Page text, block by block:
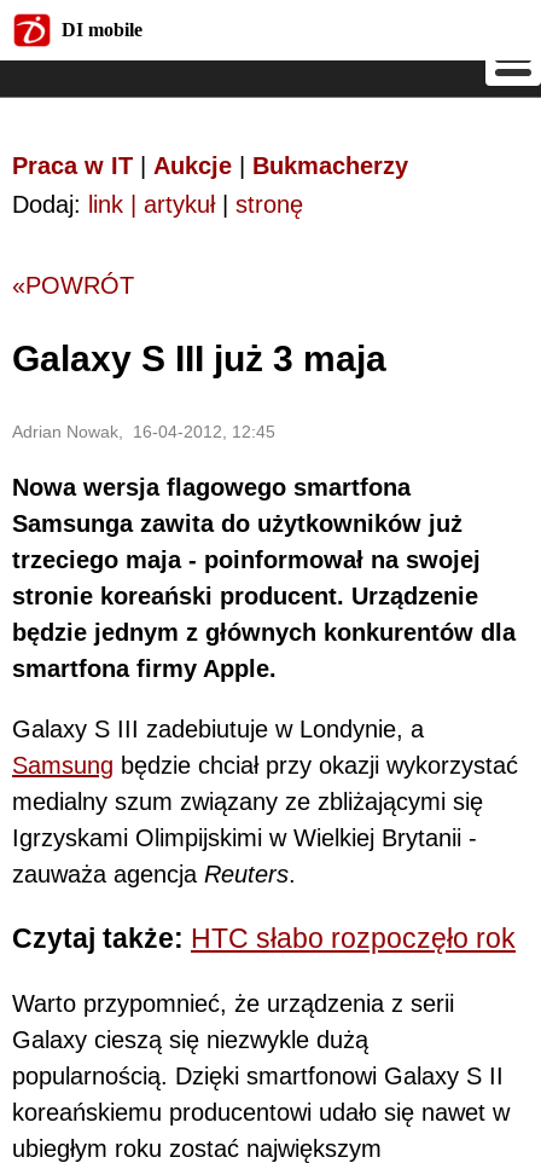
DI mobile
Praca w IT Aukcje
Bukmacherzy
Dodaj: link | artykuł| stronę
«POWRÓT
Galaxy S III już 3 maja
Adrian Nowak, 16-04-2012, 12:45
Nowa wersja flagowego smartfona
Samsunga zawita do użytkowników już
trzeciego maja - poinformował na swojej
stronie koreański producent. Urządzenie
będzie jednym z głównych konkurentów dla
smartfona firmy Apple.
Galaxy S III zadebiutuje w Londynie, a
Samsung będzie chciał przy okazji wykorzystać
medialny szum związany ze zbliżającymi się
Igrzyskami Olimpijskimi w Wielkiej Brytanii -
zauważa agencja Reuters.
Czytaj także: HTC słabo rozpoczęło rok
Warto przypomnieć, że urządzenia z serii
Galaxy cieszą się niezwykle dużą
popularnością. Dzięki smartfonowi Galaxy S II
koreańskiemu producentowi udało się nawet w
ubiegłym roku zostać największym
DI mobile